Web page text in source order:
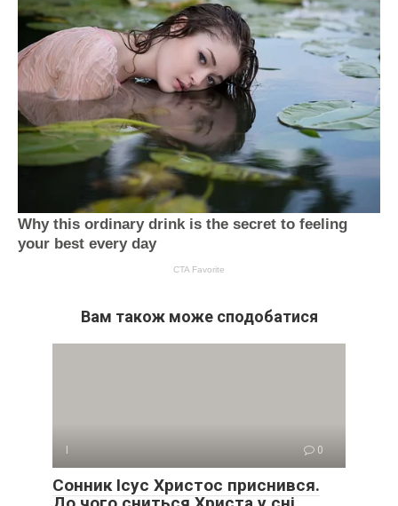
Вам також може сподобатися
І 0
Сонник Ісус Христос приснився.